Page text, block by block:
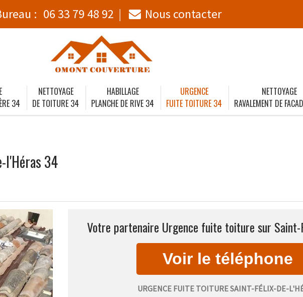
: 06 33 79 48 92 Nous contacter
34
NETTOYAGE
DE TOITURE 34
HABILLAGE
PLANCHE DE RIVE 34
URGENCE
FUITE TOITURE 34
NETTOYAGE
RAVALEMENT DE
l'Héras 34
Votre partenaire Urgence fuite toiture sur Saint-
URGENCE FUITE TOITURE SAINT-FÉLIX-DE-